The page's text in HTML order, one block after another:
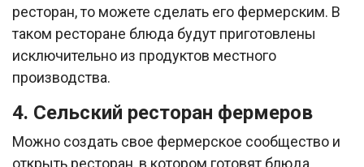
ресторан, то можете сделать его фермерским. В
таком ресторане блюда будут приготовлены
исключительно из продуктов местного
производства.
4. Сельский ресторан фермеров
Можно создать свое фермерское сообщество и
открыть ресторан, в котором готовят блюда